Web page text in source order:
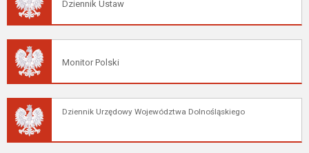
Dziennik Ustaw
Monitor Polski
Dziennik Urzędowy Województwa Dolnośląskiego